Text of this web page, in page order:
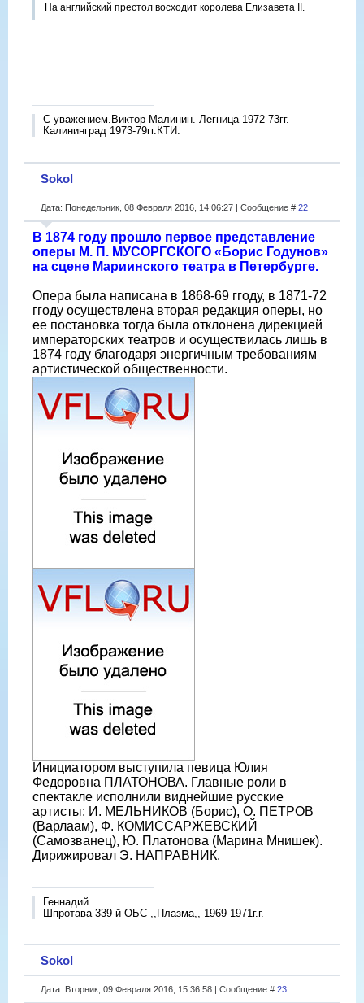
На английский престол восходит королева Елизавета II.
С уважением.Виктор Малинин. Легница 1972-73гг.
Калининград 1973-79гг.КТИ.
Sokol
Дата: Понедельник, 08 Февраля 2016, 14:06:27 | Сообщение # 22
В 1874 году прошло первое представление
оперы М. П. МУСОРГСКОГО «Борис Годунов»
на сцене Мариинского театра в Петербурге.
Опера была написана в 1868-69 ггоду, в 1871-72
ггоду осуществлена вторая редакция оперы, но
ее постановка тогда была отклонена дирекцией
императорских театров и осуществилась лишь в
1874 году благодаря энергичным требованиям
артистической общественности.
Инициатором выступила певица Юлия
Федоровна ПЛАТОНОВА. Главные роли в
спектакле исполнили виднейшие русские
артисты: И. МЕЛЬНИКОВ (Борис), О. ПЕТРОВ
(Варлаам), Ф. КОМИССАРЖЕВСКИЙ
(Самозванец), Ю. Платонова (Марина Мнишек).
Дирижировал Э. НАПРАВНИК.
Геннадий
Шпротава 339-й ОБС ,,Плазма,, 1969-1971г.г.
Sokol
Дата: Вторник, 09 Февраля 2016, 15:36:58 | Сообщение # 23